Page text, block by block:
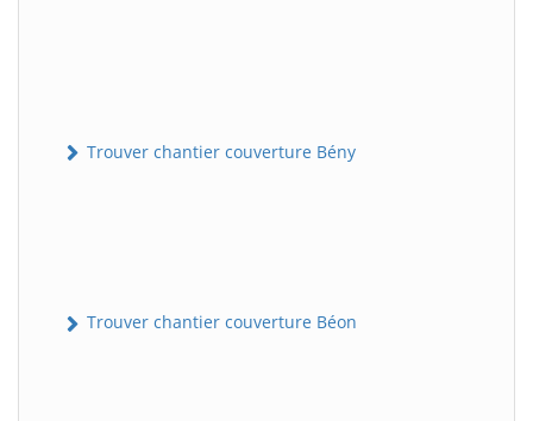
Trouver chantier couverture Bény
Trouver chantier couverture Béon